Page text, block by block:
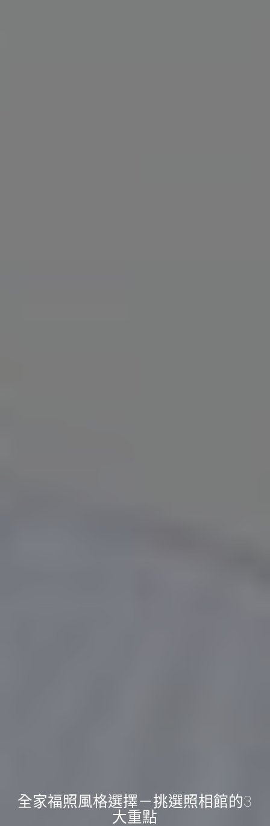
全家福照風格選擇－挑選照相館的3
大重點